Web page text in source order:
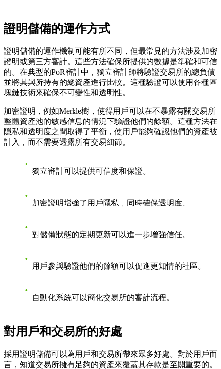
證明儲備的運作方式
證明儲備的運作機制可能有所不同，但最常見的方法涉及加密
證明或第三方審計。這些方法確保所提供的數據是準確和可信
的。在典型的PoR審計中，獨立審計師將驗證交易所的總負債
並將其與所持有的總資產進行比較。這種驗證可以使用各種區
塊鏈技術來確保不可變性和透明性。
加密證明，例如Merkle樹，使得用戶可以在不暴露有關交易所
整體資產池的敏感信息的情況下驗證他們的餘額。這種方法在
隱私和透明度之間取得了平衡，使用戶能夠確認他們的資產被
計入，而不需要透露所有交易細節。
獨立審計可以提供可信度和保證。
加密證明增強了用戶隱私，同時確保透明度。
對儲備狀態的定期更新可以進一步增強信任。
用戶參與驗證他們的餘額可以促進更知情的社區。
自動化系統可以簡化交易所的審計流程。
對用戶和交易所的好處
採用證明儲備可以為用戶和交易所帶來眾多好處。對於用戶而
言，知道交易所擁有足夠的資產來覆蓋其存款是至關重要的。